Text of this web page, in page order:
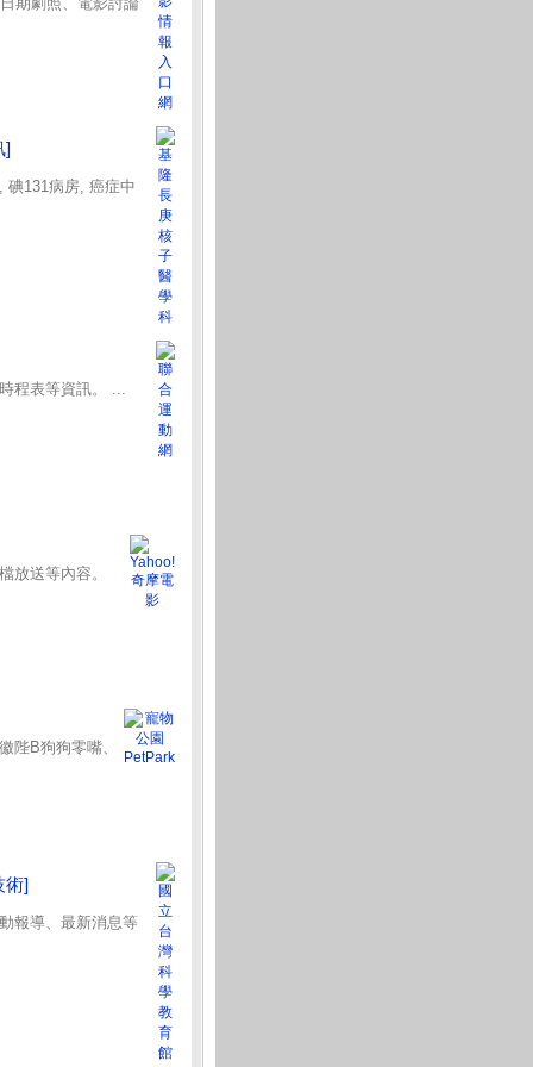
]
碘131病房, 癌症中
程表等資訊。 ...
放送等內容。
陛B狗狗零嘴、
術]
報導、最新消息等